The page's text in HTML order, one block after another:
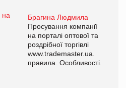
Брагина Людмила
Просування компанії
на порталі оптової та
роздрібної торгівлі
www.trademaster.ua.
правила. Особливості.